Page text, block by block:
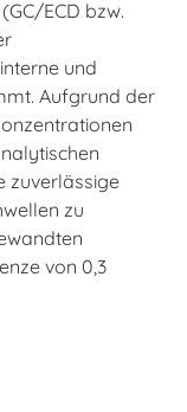
ECD bzw.
und
Aufgrund der
zuverlässige
zu
von 0,3